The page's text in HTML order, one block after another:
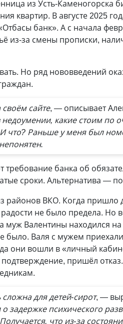
из Усть-Каменогорска
квартир. В августе 2025
банк». А с начала
из-за смены прописки,
Но ряд нововведений
сайте, — описывает
какие стоим по
что? Раньше у меня был
требование банка об
сроки. Альтернатива —
районов ВКО. Когда
не было предела. Но
муж Валентины находился
Валя с мужем
они вошли в «личный
пришёл
для детей-сирот, —
задержке психического
что из-за